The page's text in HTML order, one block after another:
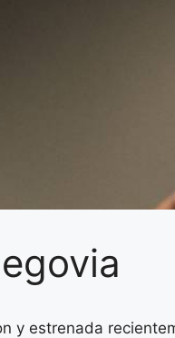
y estrenada